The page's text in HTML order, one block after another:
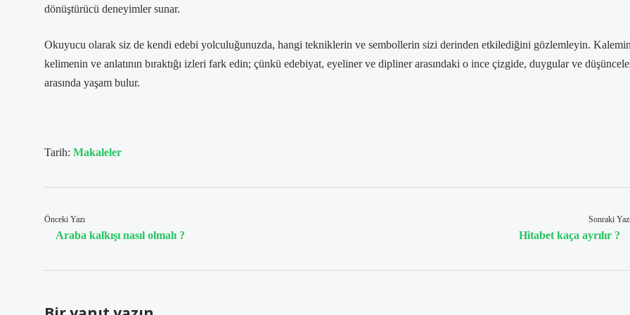
dönüştürücü deneyimler sunar.
Okuyucu olarak siz de kendi edebi yolculuğunuzda, hangi tekniklerin ve sembollerin sizi derinden etkilediğini gözlemleyin.
kelimenin ve anlatının bıraktığı izleri fark edin; çünkü edebiyat, eyeliner ve dipliner arasındaki o ince çizgide, duygular ve
arasında yaşam bulur.
Tarih: Makaleler
Önceki Yazı
Araba kalkışı nasıl olmalı ?
Sonraki
Hitabet kaça ayrılır ?